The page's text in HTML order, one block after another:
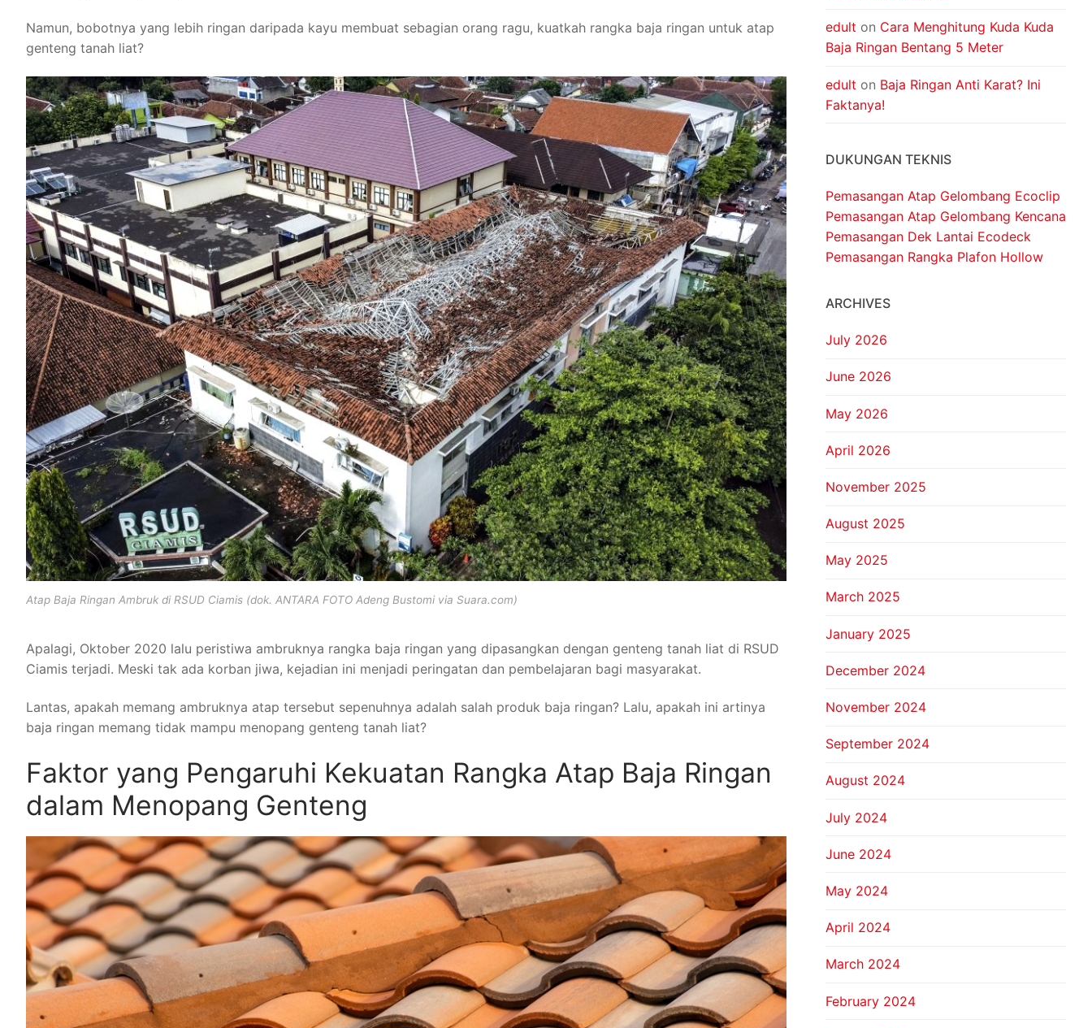
Namun, bobotnya yang lebih ringan daripada kayu membuat sebagian orang ragu, kuatkah rangka baja ringan untuk atap
genteng tanah liat?
Atap Baja Ringan Ambruk di RSUD Ciamis (dok. ANTARA FOTO Adeng Bustomi via Suara.com)
Apalagi, Oktober 2020 lalu peristiwa ambruknya rangka baja ringan yang dipasangkan dengan genteng tanah liat di RSUD
Ciamis terjadi. Meski tak ada korban jiwa, kejadian ini menjadi peringatan dan pembelajaran bagi masyarakat.
Lantas, apakah memang ambruknya atap tersebut sepenuhnya adalah salah produk baja ringan? Lalu, apakah ini artinya
baja ringan memang tidak mampu menopang genteng tanah liat?
Faktor yang Pengaruhi Kekuatan Rangka Atap Baja Ringan
dalam Menopang Genteng
edult on Cara Menghitung Kuda Kuda
Baja Ringan Bentang 5 Meter
edult on Baja Ringan Anti Karat? Ini
Faktanya!
DUKUNGAN TEKNIS
Pemasangan Atap Gelombang Ecoclip
Pemasangan Atap Gelombang Kencana
Pemasangan Dek Lantai Ecodeck
Pemasangan Rangka Plafon Hollow
ARCHIVES
July 2026
June 2026
May 2026
April 2026
November 2025
August 2025
May 2025
March 2025
January 2025
December 2024
November 2024
September 2024
August 2024
July 2024
June 2024
May 2024
April 2024
March 2024
February 2024